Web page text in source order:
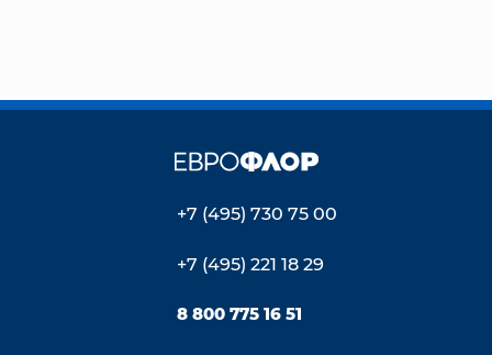
+7 (495) 730 75 00
+7 (495) 221 18 29
8 800 775 16 51